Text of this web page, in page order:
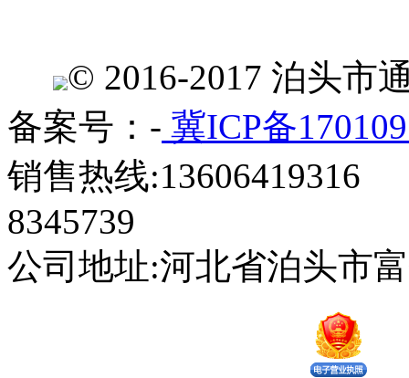
© 2016-2017 泊头市
备案号：- 冀ICP备
销售热线:13606419316
8345739
公司地址:河北省泊头市